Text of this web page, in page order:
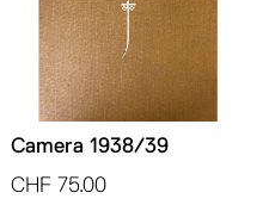
Camera 1938/39
CHF 75.00